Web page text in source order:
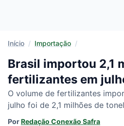
Início / Importação /
Brasil importou 2,1
fertilizantes em
O volume de fertilizantes
julho foi de 2,1 milhões de
PorRedação Conexão Safra